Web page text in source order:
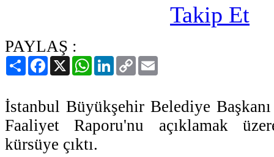
PAYLAŞ :
PaylaşFacebook
X WhatsAppLinkedIn
Copy
Link
İstanbul Büyükşehir Belediye
Faaliyet Raporu'nu açıklamak
kürsüye çıktı.